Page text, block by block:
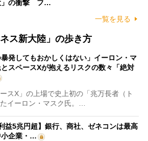
」の衝撃 フ…
一覧を見る
ス新大陸」の歩き方
暴発してもおかしくはない」イーロン・マ
スペースXが抱えるリスクの数々「絶対
スX」の上場で史上初の「兆万長者（ト
イーロン・マスク氏。…
益5兆円超】銀行、商社、ゼネコンは最高
小企業・…